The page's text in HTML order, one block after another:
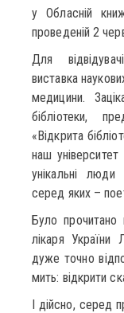
у Обласній
проведеній 2
Для
виставка
медицини.
бібліотеки,
«Відкрита
наш
унікальні люди
серед яких –
Було прочитано
лікаря України
дуже точно
мить: відкрити
І дійсно, серед